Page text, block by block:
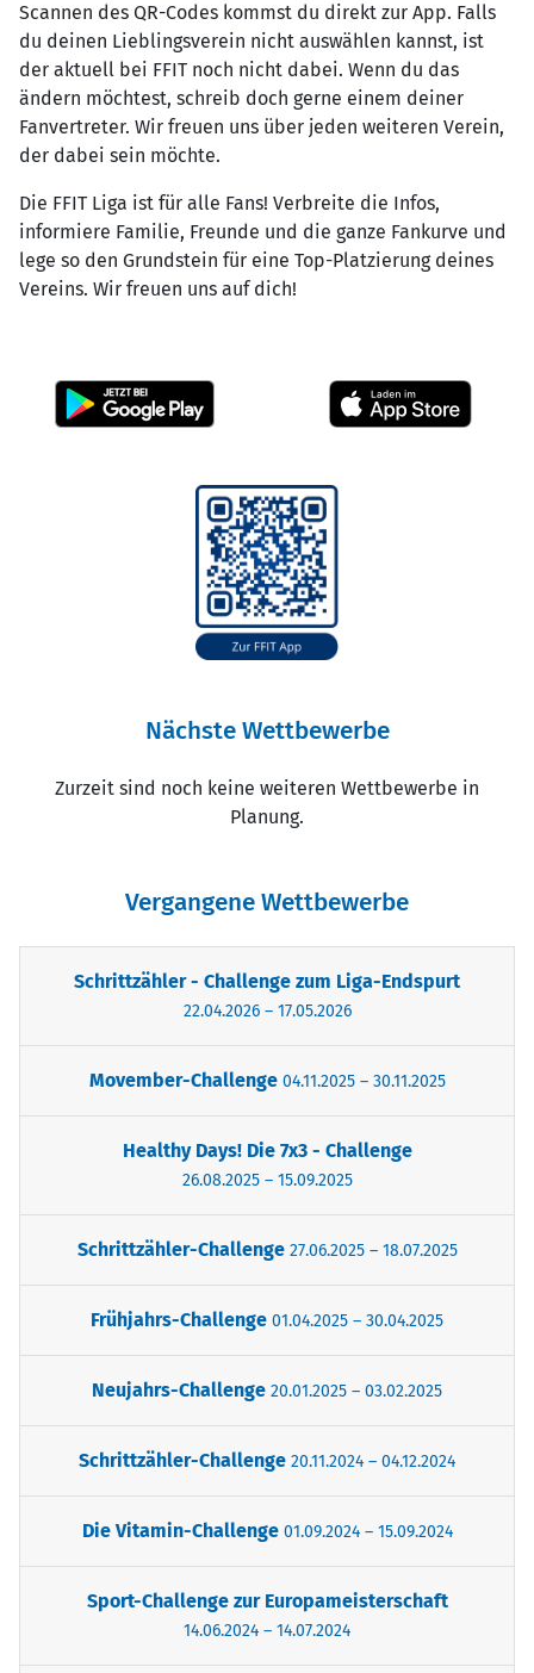
Scannen des QR-Codes kommst du direkt zur App. Falls
du deinen Lieblingsverein nicht auswählen kannst, ist
der aktuell bei FFIT noch nicht dabei. Wenn du das
ändern möchtest, schreib doch gerne einem deiner
Fanvertreter. Wir freuen uns über jeden weiteren Verein,
der dabei sein möchte.
Die FFIT Liga ist für alle Fans! Verbreite die Infos,
informiere Familie, Freunde und die ganze Fankurve und
lege so den Grundstein für eine Top-Platzierung deines
Vereins. Wir freuen uns auf dich!
Nächste Wettbewerbe
Zurzeit sind noch keine weiteren Wettbewerbe in
Planung.
Vergangene Wettbewerbe
Schrittzähler - Challenge zum Liga-Endspurt
22.04.2026 – 17.05.2026
Movember-Challenge 04.11.2025 – 30.11.2025
Healthy Days! Die 7x3 - Challenge
26.08.2025 – 15.09.2025
Schrittzähler-Challenge 27.06.2025 – 18.07.2025
Frühjahrs-Challenge 01.04.2025 – 30.04.2025
Neujahrs-Challenge 20.01.2025 – 03.02.2025
Schrittzähler-Challenge 20.11.2024 – 04.12.2024
Die Vitamin-Challenge 01.09.2024 – 15.09.2024
Sport-Challenge zur Europameisterschaft
14.06.2024 – 14.07.2024